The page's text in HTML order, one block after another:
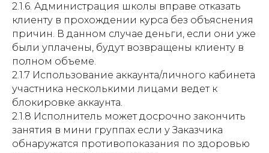
2.1.6. Администрация школы вправе отказать
клиенту в прохождении курса без объяснения
причин. В данном случае деньги, если они уже
были уплачены, будут возвращены клиенту в
полном объеме.
2.1.7 Использование аккаунта/личного кабинета
участника несколькими лицами ведет к
блокировке аккаунта.
2.1.8 Исполнитель может досрочно закончить
занятия в мини группах если у Заказчика
обнаружатся противопоказания по здоровью